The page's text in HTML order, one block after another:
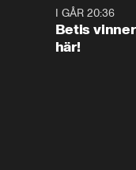
I GÅR 20:36
Betis
här!